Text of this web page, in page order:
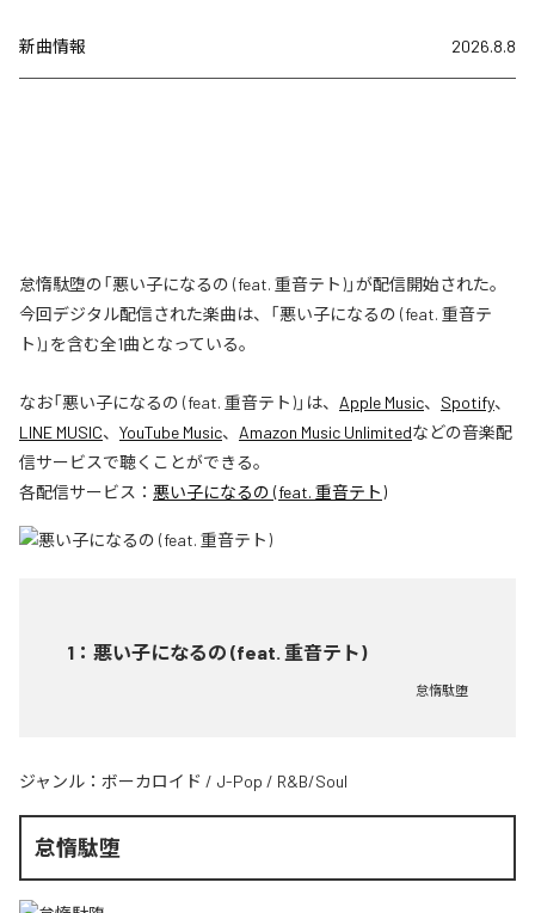
新曲情報 2026.8.8
怠惰駄堕の「悪い子になるの (feat. 重音テト)」が配信開始された。
今回デジタル配信された楽曲は、「悪い子になるの (feat. 重音テ
ト)」を含む全1曲となっている。
なお「悪い子になるの (feat. 重音テト)」は、 Apple Music、 Spotify、
LINE MUSIC、 YouTube Music、 Amazon Music Unlimitedなどの音楽配
信サービスで聴くことができる。
各配信サービス： 悪い子になるの (feat. 重音テト)
1 ： 悪い子になるの (feat. 重音テト)
怠惰駄堕
ジャンル： ボーカロイド / J-Pop / R&B/Soul
怠惰駄堕